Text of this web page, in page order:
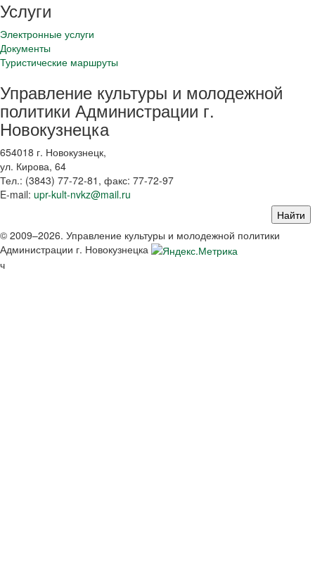
Услуги
Электронные услуги
Документы
Туристические маршруты
Управление культуры и молодежной
политики Администрации г.
Новокузнецка
654018 г. Новокузнецк,
ул. Кирова, 64
Тел.: (3843) 77-72-81 , факс: 77-72-97
E-mail: upr-kult-nvkz@mail.ru
© 2009–2026. Управление культуры и молодежной политики
Администрации г. Новокузнецка
ч